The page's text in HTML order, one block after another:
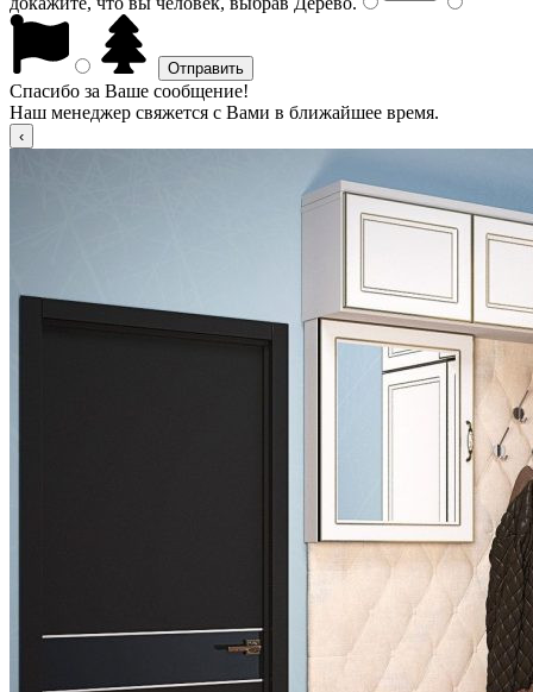
Спасибо за Ваше сообщение!
Наш менеджер свяжется с Вами в ближайшее время.